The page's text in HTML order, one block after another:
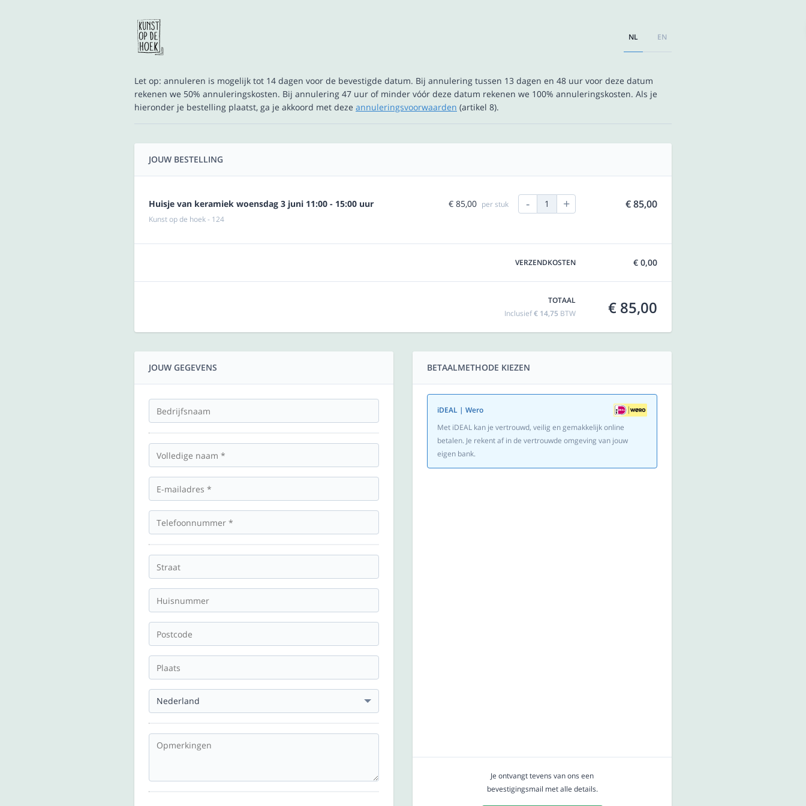
NL EN
Let op: annuleren is mogelijk tot 14 dagen voor de bevestigde datum. Bij annulering tussen 13 dagen en 48 uur voor deze datum
rekenen we 50% annuleringskosten. Bij annulering 47 uur of minder vóór deze datum rekenen we 100% annuleringskosten. Als je
hieronder je bestelling plaatst, ga je akkoord met deze annuleringsvoorwaarden (artikel 8).
JOUW BESTELLING
Huisje van keramiek woensdag 3 juni 11:00 - 15:00 uur
Kunst op de hoek - 124
€ 85,00 per stuk - 1 + € 85,00
VERZENDKOSTEN € 0,00
TOTAAL
Inclusief€ 14,75 BTW € 85,00
JOUW GEGEVENS BETAALMETHODE KIEZEN
iDEAL | Wero
Met iDEAL kan je vertrouwd, veilig en gemakkelijk online
betalen. Je rekent af in de vertrouwde omgeving van jouw
eigen bank.
Je ontvangt tevens van ons een
bevestigingsmail met alle details.